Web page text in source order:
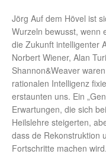
Jörg Auf dem Hövel ist
Wurzeln bewusst, wenn
die Zukunft intelligenter
Norbert Wiener, Alan
Shannon&Weaver
rationalen Intelligenz
erstaunten uns. Ein
Erwartungen, die sich
Heilslehre steigerten,
dass de Rekonstruktion
Fortschritte machen wird.